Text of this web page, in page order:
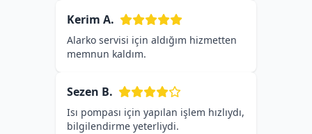
Kerim A.
Alarko servisi için aldığım hizmetten
memnun kaldım.
Sezen B.
Isı pompası için yapılan işlem hızlıydı,
bilgilendirme yeterliydi.